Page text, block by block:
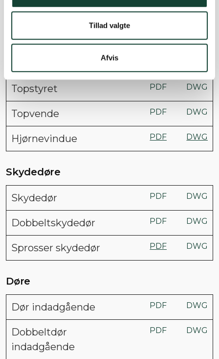
Tillad valgte
Afvis
Sidehængt PDF DWG
Fastkarm PDF DWG
Topstyret fastkarm
Topstyret PDF DWG
Topvende PDF DWG
Hjørnevindue PDF DWG
Skydedøre
Skydedør PDF DWG
Dobbeltskydedør PDF DWG
Sprosser skydedør PDF DWG
Døre
Dør indadgående PDF DWG
Dobbeltdør
indadgående
PDF DWG